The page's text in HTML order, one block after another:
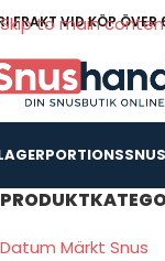
Skip to main
FRAKT VID KÖP ÖVER
PORTIONSSNUS
Datum Märkt Snus